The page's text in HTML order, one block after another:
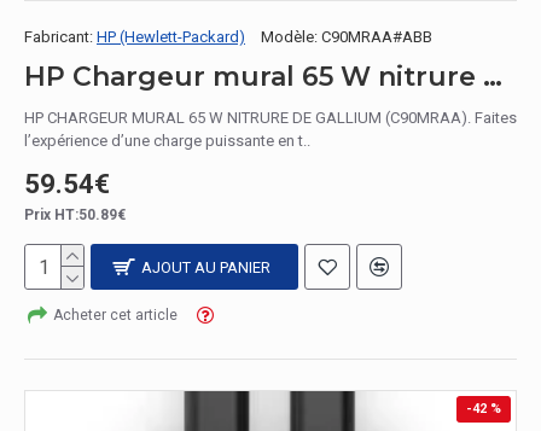
Fabricant: HP (Hewlett-Packard) Modèle: C90MRAA#ABB
HP Chargeur mural 65 W nitrure de gallium
HP CHARGEUR MURAL 65 W NITRURE DE GALLIUM (C90MRAA). Faites
l’expérience d’une charge puissante en t..
59.54€
Prix HT:50.89€
AJOUT AU PANIER
Acheter cet article
-42 %